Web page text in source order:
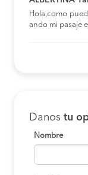
Hola,como
ando mi pasaje
Danos tu
Nombre